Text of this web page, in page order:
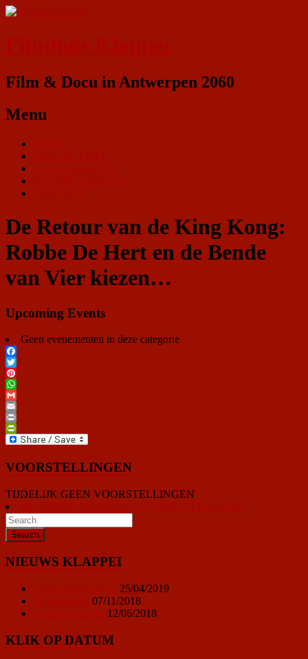
Film & Docu in Antwerpen 2060
Menu
De Retour van de King Kong:
Robbe De Hert en de Bende
van Vier kiezen…
Upcoming Events
Geen evenementen in deze categorie
Facebook
Twitter
Pinterest
WhatsApp
Gmail
Email
Print
PrintFriendly
VOORSTELLINGEN
TIJDELIJK GEEN VOORSTELLINGEN
NIEUWS KLAPPEI
25/04/2019
07/11/2018
12/06/2018
KLIK OP DATUM